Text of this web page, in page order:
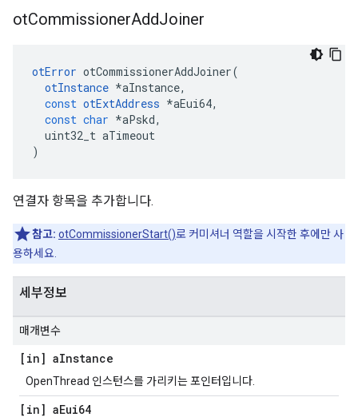
otCommissionerAddJoiner
otError otCommissionerAddJoiner(
otInstance *aInstance,
const otExtAddress *aEui64,
const char *aPskd,
uint32_t aTimeout
)
연결자 항목을 추가합니다.
참고: otCommissionerStart()로 커미셔너 역할을 시작한 후에만 사
용하세요.
세부정보
매개변수
[in] aInstance
OpenThread 인스턴스를 가리키는 포인터입니다.
[in] aEui64